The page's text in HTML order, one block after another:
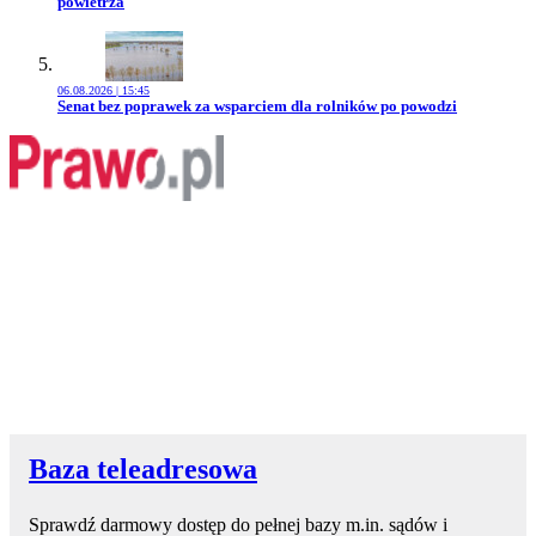
06.08.2026 | 15:45
Przejdź do artykułu:
Senat bez poprawek za wsparciem dla rolników po powodzi
Baza teleadresowa
Sprawdź darmowy dostęp do pełnej bazy m.in. sądów i